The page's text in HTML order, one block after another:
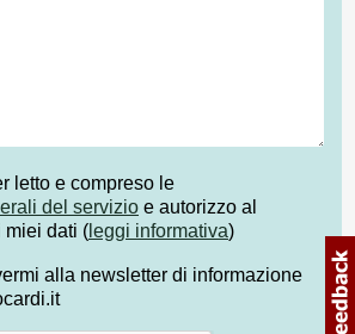
letto e compreso le
del servizio e autorizzo al
miei dati ( leggi informativa)
alla newsletter di informazione